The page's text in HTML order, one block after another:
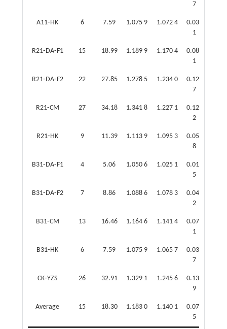
7
A11⁃HK 6 7.59 1.075 9 1.072 4
0.037
1
R21⁃DA⁃F1 15 18.99 1.189 9 1.170 4
0.089
1
R21⁃DA⁃F2 22 27.85 1.278 5 1.234 0
0.123
7
R21⁃CM 27 34.18 1.341 8 1.227 1
0.127
2
R21⁃HK 9 11.39 1.113 9 1.095 3
0.050
8
B31⁃DA⁃F1 4 5.06 1.050 6 1.025 1
0.015
5
B31⁃DA⁃F2 7 8.86 1.088 6 1.078 3
0.041
2
B31⁃CM 13 16.46 1.164 6 1.141 4
0.075
1
B31⁃HK 6 7.59 1.075 9 1.065 7
0.034
7
CK⁃YZS 26 32.91 1.329 1 1.245 6
0.136
9
Average 15 18.30 1.183 0 1.140 1
0.076
5